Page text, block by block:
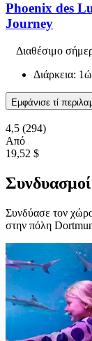
Phoenix des
Journey
Διαθέσιμο
Διάρκεια:
Εμφάνισε τί
4,5 (294)
Από
19,52 $
Συνδύασε τον
στην πόλη